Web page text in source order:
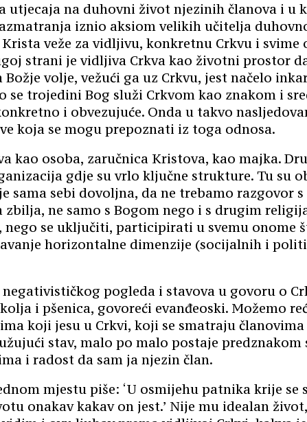
na duhovni život njezinih članova i u
iznio aksiom velikih učitelja
veže za vidljivu, konkretnu Crkvu i
strani je vidljiva Crkva kao životni prostor
volje, vežući ga uz Crkvu, jest načelo
se trojedini Bog služi Crkvom kao znakom i
i obvezujuće. Onda u takvo
koja se mogu prepoznati iz toga odnosa.
kao osoba, zaručnica Kristova, kao majka.
gdje su vrlo ključne strukture. Tu su
sama sebi dovoljna, da ne trebamo razgovor
ne samo s Bogom nego i s drugim
se uključiti, participirati u svemu onome
horizontalne dimenzije (socijalnih i
pogleda i stavova u govoru o
i pšenica, govoreći evanđeoski. Možemo
koji jesu u Crkvi, koji se smatraju
stav, malo po malo postaje predznakom
i radost da sam ja njezin član.
mjestu piše: ‘U osmijehu patnika krije
onakav kakav on jest.’ Nije mu idealan